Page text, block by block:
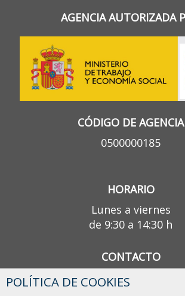
AGENCIA AUTORIZADA
CÓDIGO DE AGENCIA
0500000185
HORARIO
Lunes a viernes
de 9:30 a 14:30 h
CONTACTO
601 279 794 / 622 339
POLÍTICA DE COOKIES